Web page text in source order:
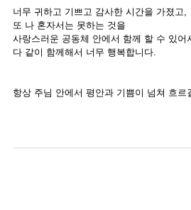
너무 귀하고 기쁘고 감사한 시간을 가졌고,
또 나 혼자서는 못하는 것을
사랑스러운 공동체 안에서 함께 할 수 있어
다 같이 함께해서 너무 행복합니다.
항상 주님 안에서 평안과 기쁨이 넘쳐 흐르